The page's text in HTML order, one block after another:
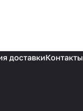
доставкиКонтакты